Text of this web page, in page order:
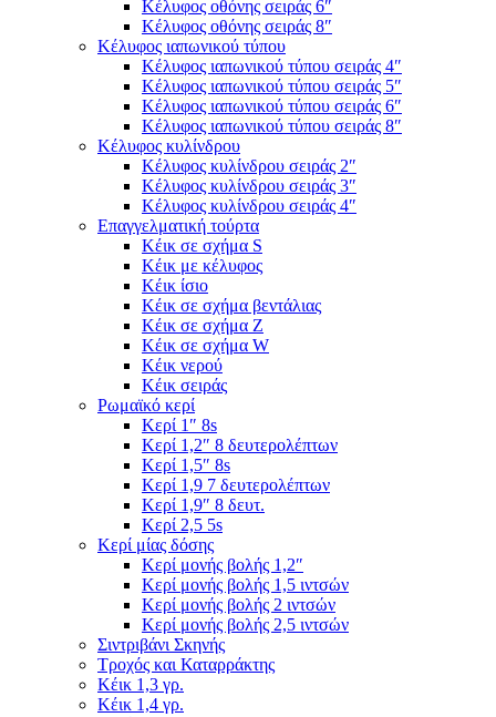
Κέλυφος οθόνης σειράς 6″
Κέλυφος οθόνης σειράς 8″
Κέλυφος ιαπωνικού τύπου
Κέλυφος ιαπωνικού τύπου σειράς 4″
Κέλυφος ιαπωνικού τύπου σειράς 5″
Κέλυφος ιαπωνικού τύπου σειράς 6″
Κέλυφος ιαπωνικού τύπου σειράς 8″
Κέλυφος κυλίνδρου
Κέλυφος κυλίνδρου σειράς 2″
Κέλυφος κυλίνδρου σειράς 3″
Κέλυφος κυλίνδρου σειράς 4″
Επαγγελματική τούρτα
Κέικ σε σχήμα S
Κέικ με κέλυφος
Κέικ ίσιο
Κέικ σε σχήμα βεντάλιας
Κέικ σε σχήμα Ζ
Κέικ σε σχήμα W
Κέικ νερού
Κέικ σειράς
Ρωμαϊκό κερί
Κερί 1″ 8s
Κερί 1,2″ 8 δευτερολέπτων
Κερί 1,5″ 8s
Κερί 1,9 7 δευτερολέπτων
Κερί 1,9″ 8 δευτ.
Κερί 2,5 5s
Κερί μίας δόσης
Κερί μονής βολής 1,2″
Κερί μονής βολής 1,5 ιντσών
Κερί μονής βολής 2 ιντσών
Κερί μονής βολής 2,5 ιντσών
Σιντριβάνι Σκηνής
Τροχός και Καταρράκτης
Κέικ 1,3 γρ.
Κέικ 1,4 γρ.